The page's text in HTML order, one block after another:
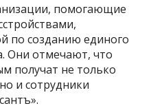
помогающие
по созданию единого
Они отмечают, что
получат не только
и сотрудники